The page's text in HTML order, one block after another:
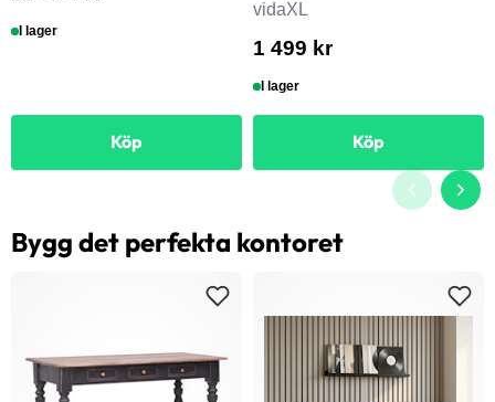
I lager
Köp
vidaXL
1 499 kr
I lager
Köp
Bygg det perfekta kontoret